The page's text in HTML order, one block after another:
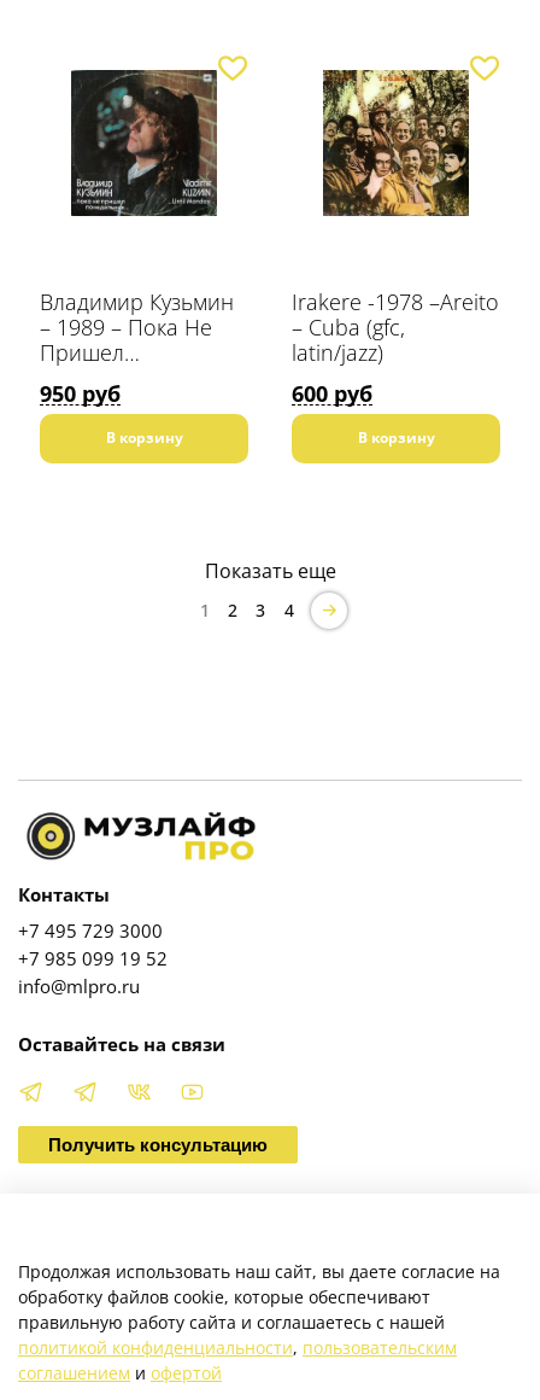
Владимир Кузьмин
– 1989 – Пока Не
Пришел
Понедельник
В корзину
950 руб
Irakere -1978 –Areito
– Cuba (gfc,
latin/jazz)
В корзину
600 руб
Показать еще
1 2 3 4
О магазине
Клиентам
Каталог
Контакты
+7 495 729 3000
+7 985 099 19 52
info@mlpro.ru
Оставайтесь на связи
Получить консультацию
Продолжая использовать наш сайт, вы даете согласие на
обработку файлов cookie, которые обеспечивают
правильную работу сайта и соглашаетесь с нашей
политикой конфиденциальности, пользовательским
соглашением и офертой